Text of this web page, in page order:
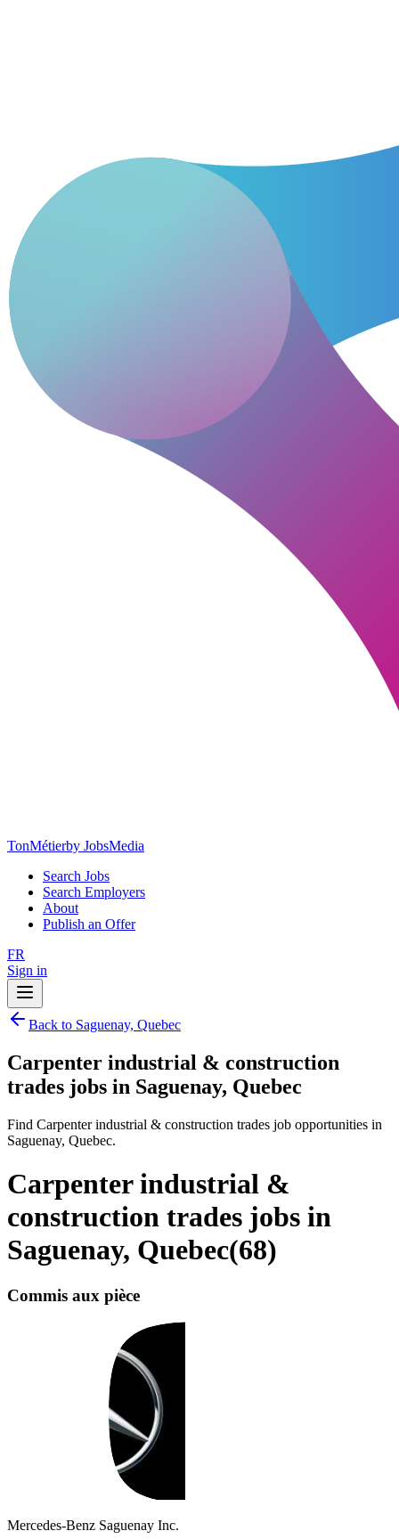
TonMétierby JobsMedia
Search Jobs
Search Employers
About
Publish an Offer
FR
Sign in
Back to Saguenay, Quebec
Carpenter industrial & construction
trades jobs in Saguenay, Quebec
Find Carpenter industrial & construction trades job opportunities in
Saguenay, Quebec.
Carpenter industrial &
construction trades jobs in
Saguenay, Quebec(68)
Commis aux pièce
Mercedes-Benz Saguenay Inc.